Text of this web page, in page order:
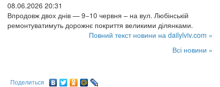
08.06.2026 20:31
Впродовж двох днів — 9−10 червня – на вул. Любінській
ремонтуватимуть дорожнє покриття великими ділянками.
Повний текст новини на dailylviv.com »
Всі новини »
Поделиться